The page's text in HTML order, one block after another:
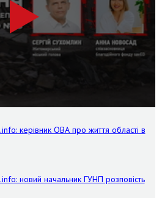
керівник ОВА про життя області в
новий начальник ГУНП розповість